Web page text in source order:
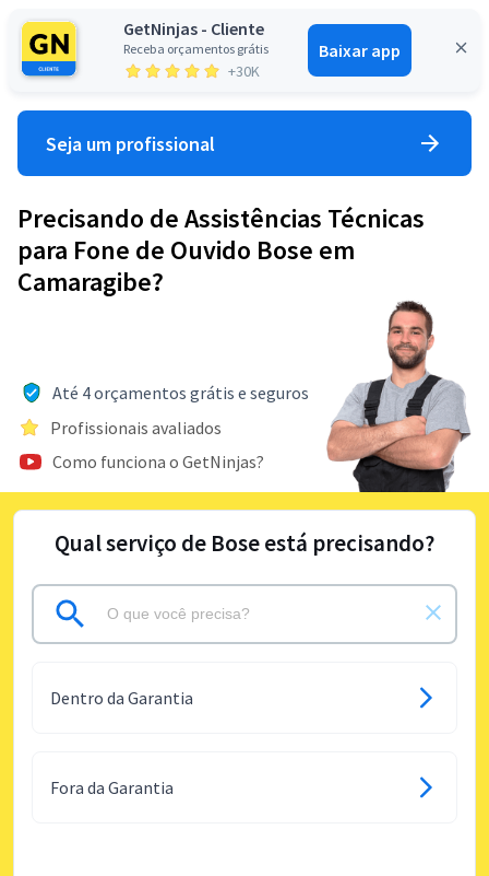
GetNinjas - Cliente
Receba orçamentos grátis
+30K
Baixar app
Entrar
Seja um profissional
Precisando de Assistências Técnicas
para Fone de Ouvido Bose em
Camaragibe?
Até 4 orçamentos grátis e seguros
Profissionais avaliados
Como funciona o GetNinjas?
Qual serviço de Bose está precisando?
Dentro da Garantia
Fora da Garantia